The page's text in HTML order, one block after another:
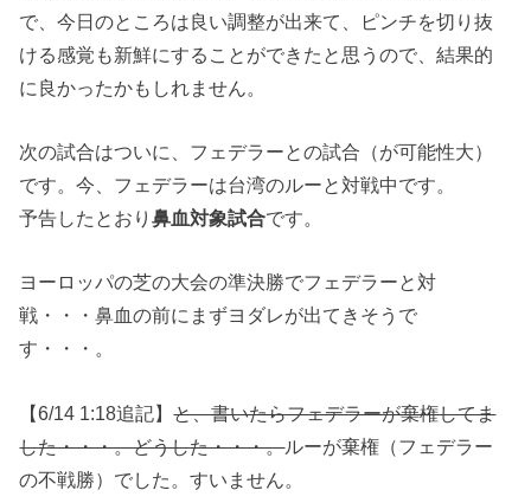
で、今日のところは良い調整が出来て、ピンチを切り抜
ける感覚も新鮮にすることができたと思うので、結果的
に良かったかもしれません。
次の試合はついに、フェデラーとの試合（が可能性大）
です。今、フェデラーは台湾のルーと対戦中です。
予告したとおり鼻血対象試合です。
ヨーロッパの芝の大会の準決勝でフェデラーと対
戦・・・鼻血の前にまずヨダレが出てきそうで
す・・・。
【6/14 1:18追記】と、書いたらフェデラーが棄権してま
した・・・。どうした・・・。ルーが棄権（フェデラー
の不戦勝）でした。すいません。